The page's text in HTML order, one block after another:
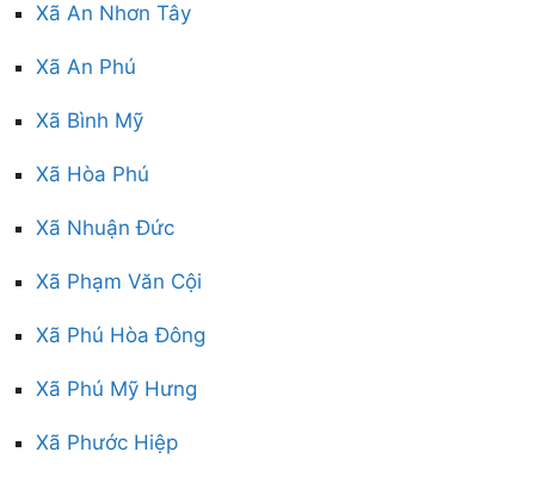
Xã An Nhơn Tây
Xã An Phú
Xã Bình Mỹ
Xã Hòa Phú
Xã Nhuận Đức
Xã Phạm Văn Cội
Xã Phú Hòa Đông
Xã Phú Mỹ Hưng
Xã Phước Hiệp